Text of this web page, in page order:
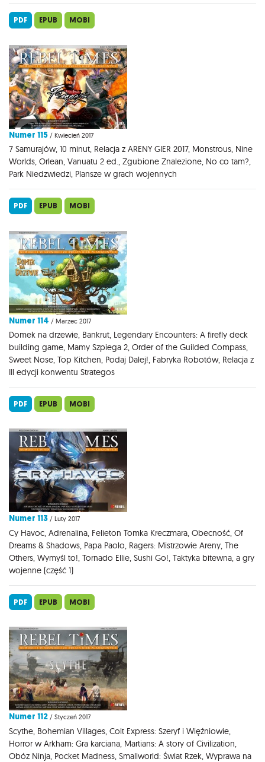
PDF EPUB MOBI
Numer 115 / Kwiecień 2017
7 Samurajów, 10 minut, Relacja z ARENY GIER 2017, Monstrous, Nine
Worlds, Orlean, Vanuatu 2 ed., Zgubione Znalezione, No co tam?,
Park Niedzwiedzi, Plansze w grach wojennych
PDF EPUB MOBI
Numer 114 / Marzec 2017
Domek na drzewie, Bankrut, Legendary Encounters: A firefly deck
building game, Mamy Szpiega 2, Order of the Guilded Compass,
Sweet Nose, Top Kitchen, Podaj Dalej!, Fabryka Robotów, Relacja z
III edycji konwentu Strategos
PDF EPUB MOBI
Numer 113 / Luty 2017
Cy Havoc, Adrenalina, Felieton Tomka Kreczmara, Obecność, Of
Dreams & Shadows, Papa Paolo, Ragers: Mistrzowie Areny, The
Others, Wymyśl to!, Tornado Ellie, Sushi Go!, Taktyka bitewna, a gry
wojenne (część 1)
PDF EPUB MOBI
Numer 112 / Styczeń 2017
Scythe, Bohemian Villages, Colt Express: Szeryf i Więźniowie,
Horror w Arkham: Gra karciana, Martians: A story of Civilization,
Obóz Ninja, Pocket Madness, Smallworld: Świat Rzek, Wyprawa na